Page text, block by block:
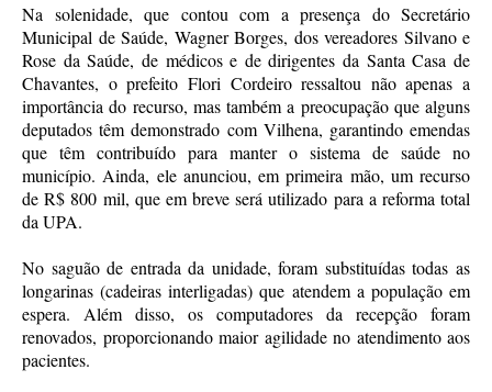
Na solenidade, que contou com a presença do Secretário
Municipal de Saúde, Wagner Borges, dos vereadores Silvano e
Rose da Saúde, de médicos e de dirigentes da Santa Casa de
Chavantes, o prefeito Flori Cordeiro ressaltou não apenas a
importância do recurso, mas também a preocupação que alguns
deputados têm demonstrado com Vilhena, garantindo emendas
que têm contribuído para manter o sistema de saúde no
município. Ainda, ele anunciou, em primeira mão, um recurso
de R$ 800 mil, que em breve será utilizado para a reforma total
da UPA.
No saguão de entrada da unidade, foram substituídas todas as
longarinas (cadeiras interligadas) que atendem a população em
espera. Além disso, os computadores da recepção foram
renovados, proporcionando maior agilidade no atendimento aos
pacientes.